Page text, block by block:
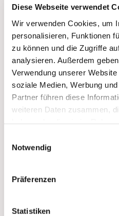
Diese Webseite verwendet
Wir verwenden Cookies, um
personalisieren, Funktionen
zu können und die Zugriffe
analysieren. Außerdem
Verwendung unserer
soziale Medien, Werbung
Partner führen diese
weiteren Daten zusammen,
Notwendig
Präferenzen
Statistiken
Maria
Reiferstraße 2A,